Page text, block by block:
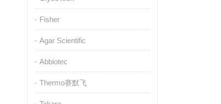
Fisher
Agar Scientific
Abbiotec
Thermo赛默飞